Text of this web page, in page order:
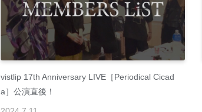
vistlip 17th Anniversary LIVE［Periodical Cicad
a］公演直後！